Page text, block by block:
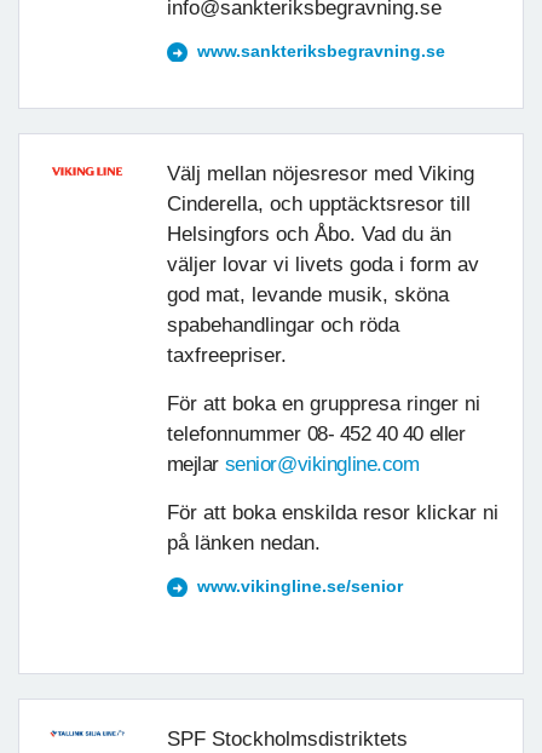
info@sankteriksbegravning.se
www.sankteriksbegravning.se
Välj mellan nöjesresor med Viking
Cinderella, och upptäcktsresor till
Helsingfors och Åbo. Vad du än
väljer lovar vi livets goda i form av
god mat, levande musik, sköna
spabehandlingar och röda
taxfreepriser.
För att boka en gruppresa ringer ni
telefonnummer 08- 452 40 40 eller
mejlar senior@vikingline.com
För att boka enskilda resor klickar ni
på länken nedan.
www.vikingline.se/senior
SPF Stockholmsdistriktets